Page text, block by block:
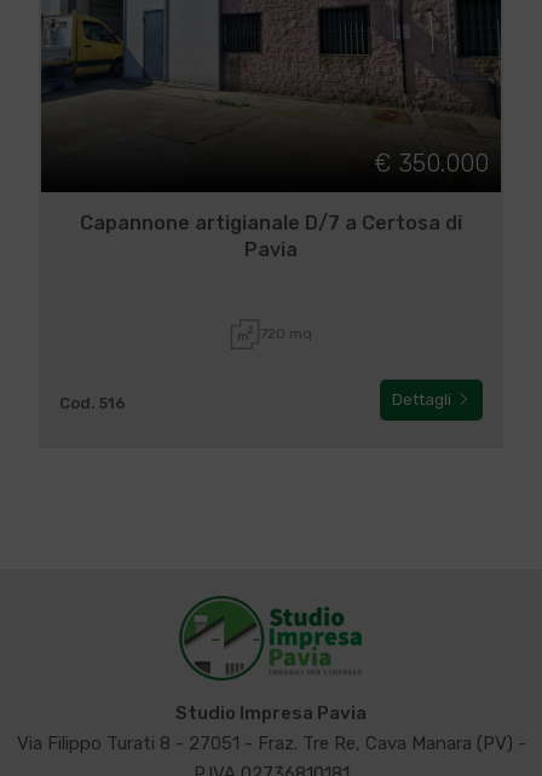
€ 350.000
Capannone artigianale D/7 a Certosa di
Pavia
720 mq
Cod. 516 Dettagli
Studio Impresa Pavia
Via Filippo Turati 8 - 27051 - Fraz. Tre Re, Cava Manara (PV) -